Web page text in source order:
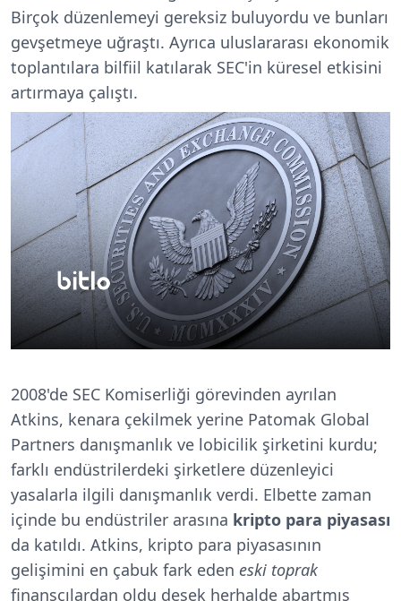
Birçok düzenlemeyi gereksiz buluyordu ve bunları
gevşetmeye uğraştı. Ayrıca uluslararası ekonomik
toplantılara bilfiil katılarak SEC'in küresel etkisini
artırmaya çalıştı.
2008'de SEC Komiserliği görevinden ayrılan
Atkins, kenara çekilmek yerine Patomak Global
Partners danışmanlık ve lobicilik şirketini kurdu;
farklı endüstrilerdeki şirketlere düzenleyici
yasalarla ilgili danışmanlık verdi. Elbette zaman
içinde bu endüstriler arasına kripto para piyasası
da katıldı. Atkins, kripto para piyasasının
gelişimini en çabuk fark eden eski toprak
finansçılardan oldu desek herhalde abartmış